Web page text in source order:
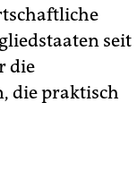
seit
die
die praktisch